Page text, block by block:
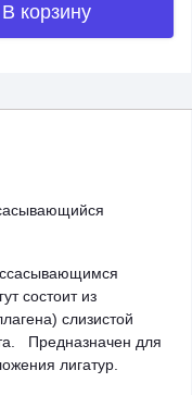
В корзину
состоит из
слизистой
Предназначен для
лигатур.